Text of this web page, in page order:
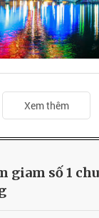
Xem thêm
giam số 1